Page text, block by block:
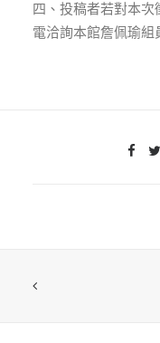
四、投稿者若對本次
電洽詢本館詹佩瑜組